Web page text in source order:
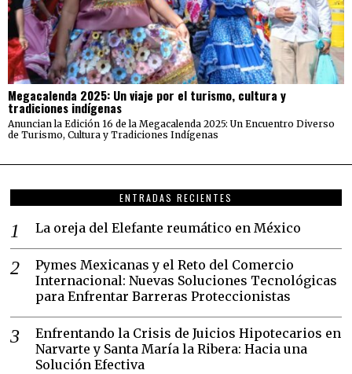
Megacalenda 2025: Un viaje por el turismo, cultura y
tradiciones indígenas
Anuncian la Edición 16 de la Megacalenda 2025: Un Encuentro Diverso
de Turismo, Cultura y Tradiciones Indígenas
ENTRADAS RECIENTES
La oreja del Elefante reumático en México
Pymes Mexicanas y el Reto del Comercio
Internacional: Nuevas Soluciones Tecnológicas
para Enfrentar Barreras Proteccionistas
Enfrentando la Crisis de Juicios Hipotecarios en
Narvarte y Santa María la Ribera: Hacia una
Solución Efectiva